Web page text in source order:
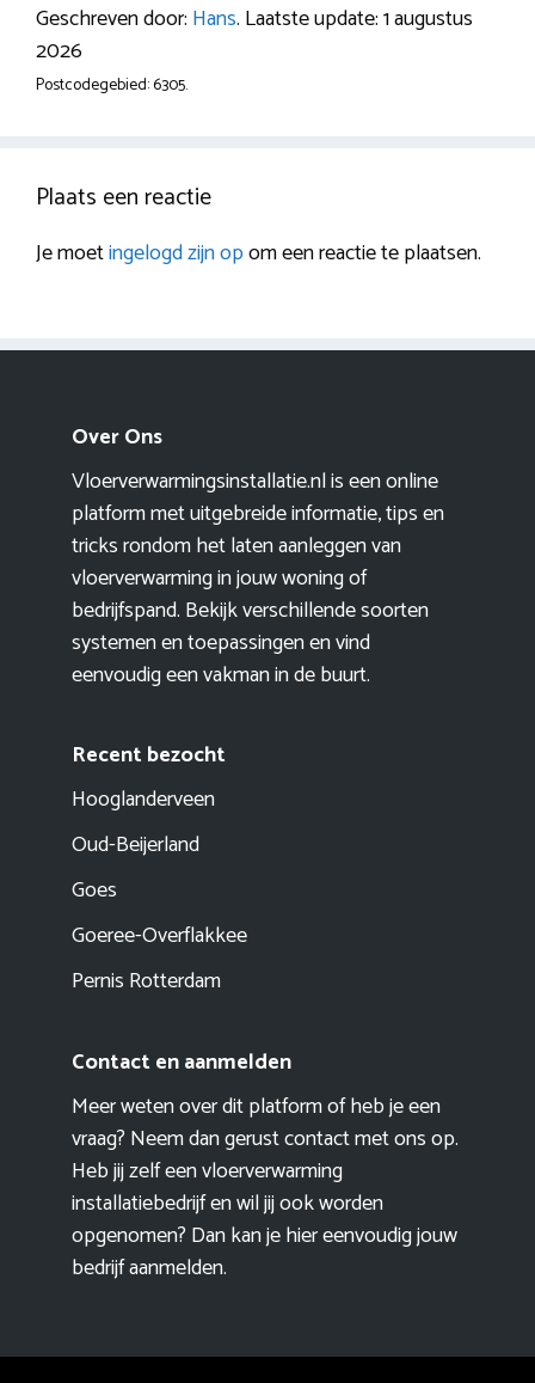
Geschreven door: Hans. Laatste update: 1 augustus
2026
Postcodegebied: 6305.
Plaats een reactie
Je moetingelogd zijn opom een reactie te plaatsen.
Over Ons
Vloerverwarmingsinstallatie.nl is een online
platform met uitgebreide informatie, tips en
tricks rondom het laten aanleggen van
vloerverwarming in jouw woning of
bedrijfspand. Bekijk verschillende soorten
systemen en toepassingen en vind
eenvoudig een vakman in de buurt.
Recent bezocht
Hooglanderveen
Oud-Beijerland
Goes
Goeree-Overflakkee
Pernis Rotterdam
Contact en aanmelden
Meer weten over dit platform of heb je een
vraag? Neem dan gerust contact met ons op.
Heb jij zelf een vloerverwarming
installatiebedrijf en wil jij ook worden
opgenomen? Dan kan je hier eenvoudigjouw
bedrijf aanmelden.